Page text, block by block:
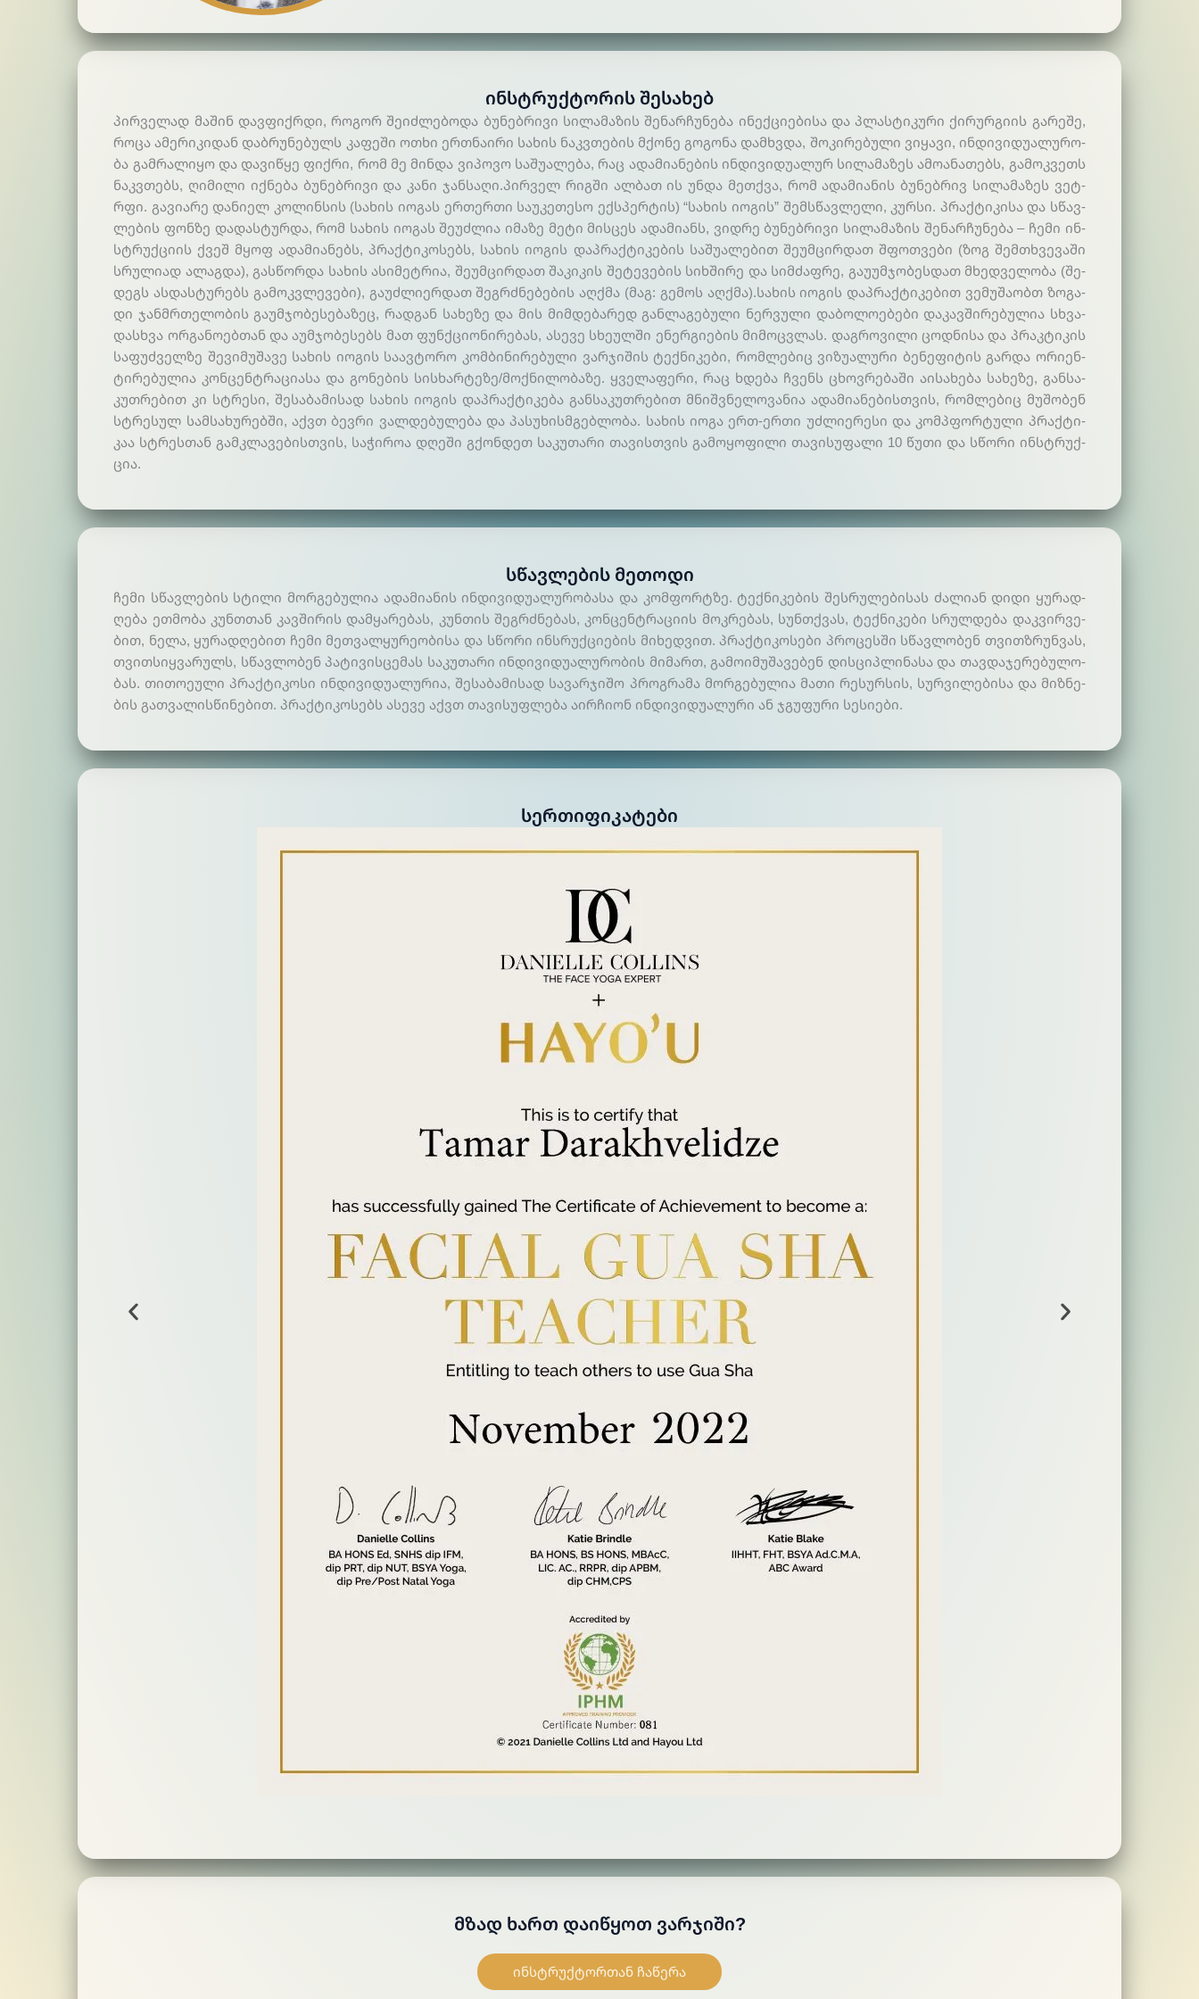
ᲘᲜᲡᲢᲠᲣᲥᲢᲝᲠᲘᲡ ᲨᲔᲡᲐᲮᲔᲑ
პირ­ვე­ლად მა­შინ დავ­ფიქ­რდი, რო­გორ შე­იძ­ლე­ბო­და ბუ­ნებ­რი­ვი სი­ლა­მა­ზის შე­ნარ­ჩუ­ნე­ბა ინექ­ციე­ბი­სა და პლას­ტი­კუ­რი ქი­რურ­გი­ის გა­რე­შე,
რო­ცა ამე­რი­კი­დან დაბ­რუ­ნე­ბულს კა­ფე­ში ოთ­ხი ერ­თნაი­რი სა­ხის ნაკ­ვთე­ბის მქო­ნე გო­გო­ნა დამ­ხვდა, შო­კი­რე­ბუ­ლი ვი­ყა­ვი, ინ­დი­ვი­დუა­ლუ­რო­
ბა გამ­რა­ლი­ყო და და­ვიწ­ყე ფიქ­რი, რომ მე მინ­და ვი­პო­ვო სა­შუა­ლე­ბა, რაც ადა­მია­ნე­ბის ინ­დი­ვი­დუა­ლურ სი­ლა­მა­ზეს ამოა­ნა­თებს, გა­მოკ­ვეთს
ნაკ­ვთებს, ღი­მი­ლი იქ­ნე­ბა ბუ­ნებ­რი­ვი და კა­ნი ჯან­სა­ღი.პირ­ველ რიგ­ში ალ­ბათ ის უნ­და მეთ­ქვა, რომ ადა­მია­ნის ბუ­ნებ­რივ სი­ლა­მა­ზეს ვეტ­
რფი. გა­ვია­რე და­ნი­ელ კო­ლინ­სის (სა­ხის იო­გას ერ­თერ­თი სა­უკე­თე­სო ექ­სპერ­ტის) “სა­ხის იოგის” შემ­სწავ­ლე­ლი, კურ­სი. პრაქ­ტი­კი­სა და სწავ­
ლე­ბის ფონ­ზე და­დას­ტურ­და, რომ სა­ხის იო­გას შე­უძ­ლია იმა­ზე მე­ტი მის­ცეს ადა­მი­ანს, ვიდ­რე ბუ­ნებ­რი­ვი სი­ლა­მა­ზის შე­ნარ­ჩუ­ნე­ბა – ჩე­მი ინ­
სტრუქ­ცი­ის ქვეშ მყოფ ადა­მიანე­ბს, პრაქ­ტი­კო­სებს, სა­ხის იო­გის დაპ­რაქ­ტი­კე­ბის სა­შუა­ლე­ბით შე­უმ­ცირ­დათ შფოთ­ვე­ბი (ზოგ შემ­თხვე­ვა­ში
სრუ­ლი­ად ალაგ­და), გას­წორ­და სა­ხის ასი­მეტ­რია, შე­უმ­ცირ­დათ შა­კი­კის შე­ტე­ვე­ბის სიხ­ში­რე და სიმ­ძაფ­რე, გაუ­უმ­ჯო­ბეს­დათ მხედ­ვე­ლო­ბა (შე­
დეგს ას­დას­ტუ­რებს გა­მოკ­ვლე­ვე­ბი), გა­უძ­ლი­ერ­დათ შეგ­რძნე­ბე­ბის აღ­ქმა (მაგ: გე­მოს აღ­ქმა).სა­ხის იო­გის დაპ­რაქ­ტი­კე­ბით ვე­მუ­შა­ობთ ზო­გა­
დი ჯან­მრთე­ლო­ბის გა­უმ­ჯო­ბე­სე­ბა­ზეც, რად­გან სა­ხე­ზე და მის მიმ­დე­ბა­რედ გან­ლა­გე­ბუ­ლი ნერ­ვუ­ლი და­ბო­ლოე­ბე­ბი და­კავ­ში­რე­ბუ­ლია სხვა­
დას­ხვა ორ­გა­ნო­ებ­თან და აუმ­ჯო­ბე­სებს მათ ფუნ­ქციო­ნი­რე­ბას, ასე­ვე სხე­ულ­ში ენერ­გიე­ბის მი­მოც­ვლას. დაგ­რო­ვი­ლი ცოდ­ნი­სა და პრაკ­ტი­კის
სა­ფუძ­ველ­ზე შე­ვი­მუ­შა­ვე სა­ხის იო­გის სა­ავ­ტო­რო კომ­ბი­ნი­რე­ბუ­ლი ვარ­ჯი­შის ტექ­ნი­კე­ბი, რომ­ლე­ბიც ვი­ზუა­ლუ­რი ბე­ნე­ფი­ტის გარ­და ორი­ენ­
ტი­რე­ბუ­ლია კონ­ცენ­ტრა­ცია­სა და გო­ნე­ბის სის­ხარ­ტე­ზე/მოქ­ნი­ლო­ბა­ზე. ყვე­ლა­ფე­რი, რაც ხდე­ბა ჩვენს ცხოვ­რე­ბა­ში აი­სა­ხე­ბა სა­ხე­ზე, გან­სა­
კუთ­რე­ბით კი სტრე­სი, შე­სა­ბა­მი­სად სა­ხის იო­გის დაპ­რაქ­ტი­კე­ბა გან­სა­კუთ­რე­ბით მნიშ­ვნე­ლო­ვა­ნია ადა­მია­ნე­ბის­თვის, რომ­ლე­ბიც მუ­შო­ბენ
სტრე­სულ სამ­სა­ხუ­რებ­ში, აქვთ ბევ­რი ვალ­დე­ბუ­ლე­ბა და პა­სუ­ხის­მგებ­ლო­ბა. სა­ხის იო­გა ერთ-ერ­თი უძ­ლიე­რე­სი და კომ­პფორ­ტუ­ლი პრაქ­ტი­
კაა სტრეს­თან გამ­კლა­ვე­ბის­თვის, სა­ჭი­როა დღე­ში გქონ­დეთ სა­კუ­თა­რი თა­ვის­თვის გა­მო­ყო­ფი­ლი თა­ვი­სუ­ფა­ლი 10 წუ­თი და სწო­რი ინ­სტრუქ­
ცია.
Სწავლების Მეთოდი
ჩე­მი სწავ­ლე­ბის სტი­ლი მორ­გე­ბუ­ლია ადა­მია­ნის ინ­დი­ვი­დუა­ლუ­რო­ბა­სა და კომ­ფორ­ტზე. ტექ­ნი­კე­ბის შეს­რუ­ლე­ბი­სას ძა­ლი­ან დი­დი ყუ­რად­
ღე­ბა ეთ­მო­ბა კუნ­თთან კავ­ში­რის დამ­ყა­რე­ბას, კუნ­თის შეგ­რძნე­ბას, კონ­ცენ­ტრა­ცი­ის მოკ­რე­ბას, სუნ­თქვას, ტექ­ნი­კე­ბი სრულ­დე­ბა დაკ­ვირ­ვე­
ბით, ნე­ლა, ყუ­რად­ღე­ბით ჩე­მი მეთ­ვალ­ყუ­რეო­ბი­სა და სწო­რი ინ­სრუქ­ციე­ბის მი­ხედ­ვით. პრაქ­ტი­კო­სე­ბი პრო­ცეს­ში სწავ­ლო­ბენ თვით­ზრუნ­ვას,
თვით­სიყ­ვა­რულს, სწავ­ლო­ბენ პა­ტი­ვის­ცე­მას სა­კუ­თა­რი ინ­დი­ვი­დუა­ლუ­რო­ბის მი­მართ, გა­მოი­მუ­შა­ვე­ბენ დის­ციპ­ლი­ნა­სა და თავ­და­ჯე­რე­ბუ­ლო­
ბას. თი­თოე­ული პრაქ­ტი­კო­სი ინ­დი­ვი­დუა­ლუ­რია, შე­სა­ბა­მი­სად სა­ვარ­ჯი­შო პროგ­რა­მა მორ­გე­ბუ­ლია მა­თი რე­სურ­სის, სურ­ვი­ლე­ბი­სა და მიზ­ნე­
ბის გათ­ვა­ლის­წი­ნე­ბით. პრაქ­ტი­კო­სებს ასე­ვე აქვთ თა­ვი­სუფ­ლე­ბა აირ­ჩი­ონ ინ­დი­ვი­დუა­ლუ­რი ან ჯგუ­ფუ­რი სე­სი­ები.
Სერთიფიკატები
Მზად Ხართ Დაიწყოთ Ვარჯიში?
ინსტრუქტორთან ჩაწერა